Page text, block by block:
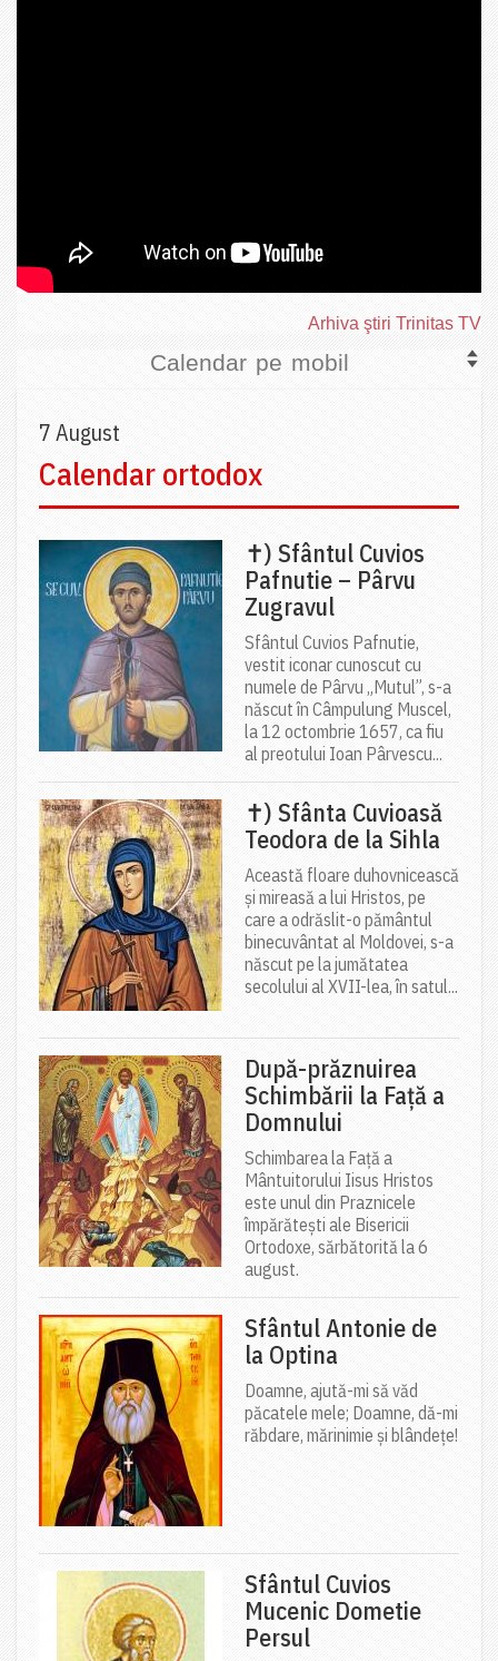
Arhiva ştiri Trinitas TV
Calendar pe mobil
7 August
Calendar ortodox
✝) Sfântul Cuvios
Pafnutie – Pârvu
Zugravul
Sfântul Cuvios Pafnutie,
vestit iconar cunoscut cu
numele de Pârvu „Mutul”, s-a
născut în Câmpulung Muscel,
la 12 octombrie 1657, ca fiu
al preotului Ioan Pârvescu...
✝) Sfânta Cuvioasă
Teodora de la Sihla
Această floare duhovnicească
și mireasă a lui Hristos, pe
care a odrăslit-o pământul
binecuvântat al Moldovei, s-a
născut pe la jumătatea
secolului al XVII-lea, în satul...
După-prăznuirea
Schimbării la Față a
Domnului
Schimbarea la Față a
Mântuitorului Iisus Hristos
este unul din Praznicele
împărătești ale Bisericii
Ortodoxe, sărbătorită la 6
august.
Sfântul Antonie de
la Optina
Doamne, ajută-mi să văd
păcatele mele; Doamne, dă-mi
răbdare, mărinimie şi blândeţe!
Sfântul Cuvios
Mucenic Dometie
Persul